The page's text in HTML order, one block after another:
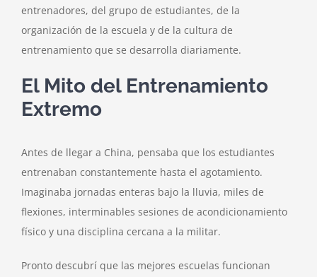
entrenadores, del grupo de estudiantes, de la
organización de la escuela y de la cultura de
entrenamiento que se desarrolla diariamente.
El Mito del Entrenamiento
Extremo
Antes de llegar a China, pensaba que los estudiantes
entrenaban constantemente hasta el agotamiento.
Imaginaba jornadas enteras bajo la lluvia, miles de
flexiones, interminables sesiones de acondicionamiento
físico y una disciplina cercana a la militar.
Pronto descubrí que las mejores escuelas funcionan